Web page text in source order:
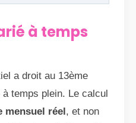
à temps
a droit au 13ème
temps plein. Le calcul
mensuel réel, et non